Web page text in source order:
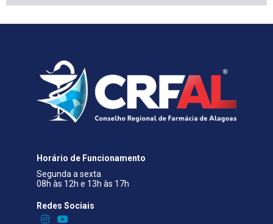
Horário de Funcionamento
Segunda a sexta
08h às 12h e 13h às 17h
Redes Sociais​